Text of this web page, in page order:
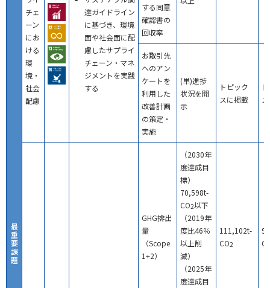
最
重
要
課
題
チェ
ーン
にお
ける
環
境・
社会
配慮
達ガイドライン
に基づき、環境
面や社会面に配
慮したサプライ
チェーン・マネ
ジメントを実践
する
する同意
確認書の
回収率
お取引先
へのアン
ケートを
利用した
改善計画
の策定・
実施
(単)進捗
状況を開
示
トピック
スに掲載
GHG排出
量
（Scope
1+2）
（2030年
度達成目
標）
70,598t-
CO2以下
（2019年
度比46％
以上削
減）
（2025年
度達成目
111,102t-
CO2